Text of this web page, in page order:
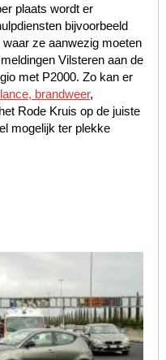
plaats wordt er
bijvoorbeeld
ze aanwezig moeten
Vilsteren aan de
met P2000. Zo kan er
brandweer,
Rode Kruis op de juiste
mogelijk ter plekke